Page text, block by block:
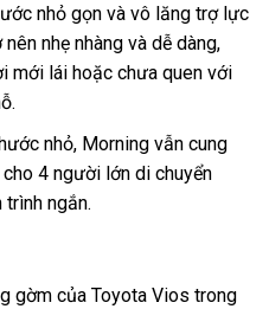
nhỏ gọn và vô lăng trợ lực
nhẹ nhàng và dễ dàng,
mới lái hoặc chưa quen với
nhỏ, Morning vẫn cung
4 người lớn di chuyển
ngắn.
gờm của Toyota Vios trong